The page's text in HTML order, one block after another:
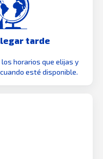
tarde
horarios que elijas y
esté disponible.